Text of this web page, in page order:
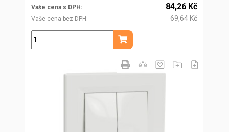
Vaše cena s DPH
Vaše cena bez DPH
84,26 Kč
69,64 Kč
ks
Přidat do košíku